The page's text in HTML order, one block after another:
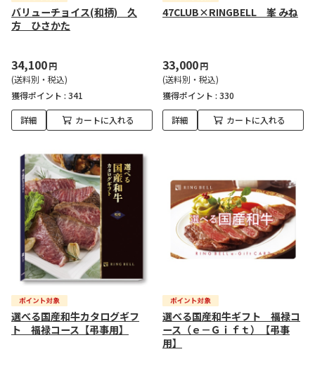
バリューチョイス(和柄) 久
方 ひさかた
34,100円
(送料別・税込)
獲得ポイント : 341
詳細 カートに入れる
47CLUB×RINGBELL 峯 みね
33,000円
(送料別・税込)
獲得ポイント : 330
詳細 カートに入れる
選べる国産和牛カタログギフ
ト 福禄コース【弔事用】
選べる国産和牛ギフト 福禄コ
ース（ｅ－Ｇｉｆｔ）【弔事
用】